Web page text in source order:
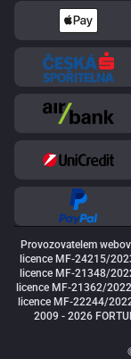
Provozovatelem
licence MF-24215/
licence MF-21348/
licence MF-21362/
licence MF-22244/
2009 - 2026